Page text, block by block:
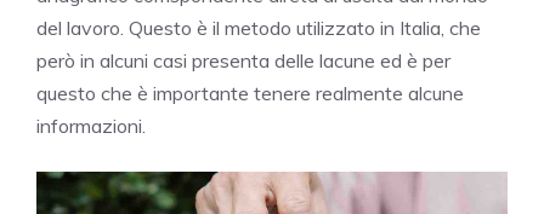
del lavoro. Questo è il metodo utilizzato in Italia, che
però in alcuni casi presenta delle lacune ed è per
questo che è importante tenere realmente alcune
informazioni.